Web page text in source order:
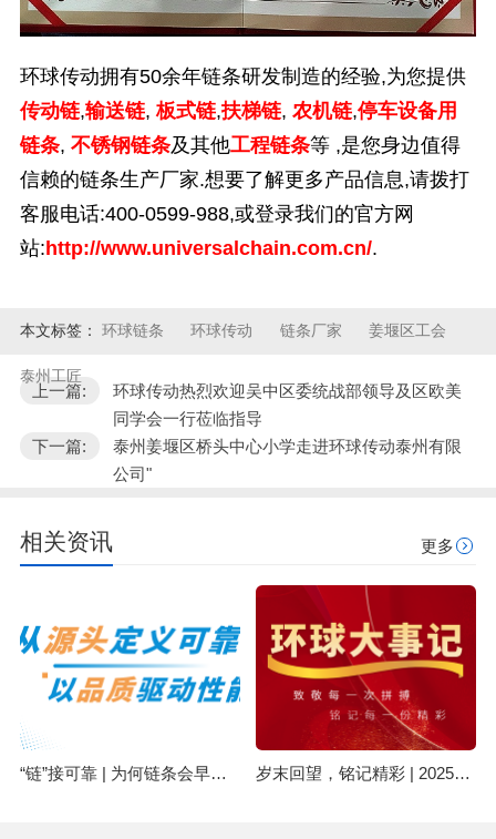
环球传动拥有50余年链条研发制造的经验,为您提供
传动链,输送链, 板式链,扶梯链, 农机链,停车设备用
链条, 不锈钢链条及其他工程链条等 ,是您身边值得
信赖的链条生产厂家.想要了解更多产品信息,请拨打
客服电话:400-0599-988,或登录我们的官方网
站: http://www.universalchain.com.cn/.
本文标签： 环球链条 环球传动 链条厂家 姜堰区工会
泰州工匠
上一篇:
环球传动热烈欢迎吴中区委统战部领导及区欧美
同学会一行莅临指导
下一篇:
泰州姜堰区桥头中心小学走进环球传动泰州有限
公司"
相关资讯 更多
“链”接可靠 | 为何链条会早期失效？可能与原材料有关 岁末回望，铭记精彩 | 2025环球集团精彩回顾